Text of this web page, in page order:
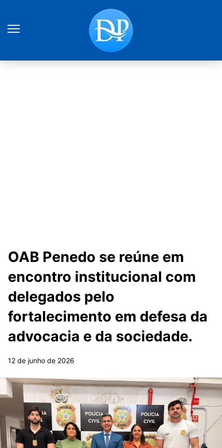
OAB Penedo se reúne em
encontro institucional com
delegados pelo
fortalecimento em defesa da
advocacia e da sociedade.
12 de junho de 2026